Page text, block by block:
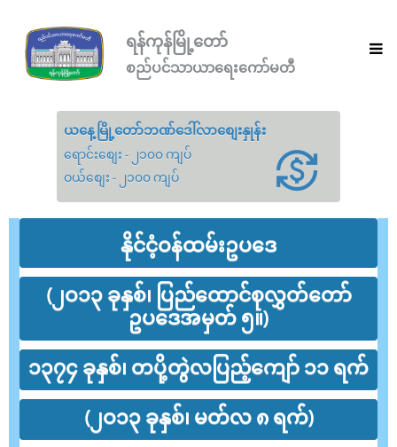
ရန်ကုန်မြို့တော်
စည်ပင်သာယာရေးကော်မတီ
ယနေ့မြို့တော်ဘဏ်ဒေါ်လာစျေးနှုန်း
ရောင်းစျေး - ၂၁၀၀ ကျပ်
ဝယ်စျေး - ၂၁၀၀ ကျပ်
နိုင်ငံ့ဝန်ထမ်းဥပဒေ
(၂ဝ၁၃ ခုနှစ်၊ ပြည်ထောင်စုလွှတ်တော်
ဥပဒေအမှတ် ၅။)
၁၃၇၄ ခုနှစ်၊ တပို့တွဲလပြည့်ကျော် ၁၁ ရက်
(၂ဝ၁၃ ခုနှစ်၊ မတ်လ ၈ ရက်)